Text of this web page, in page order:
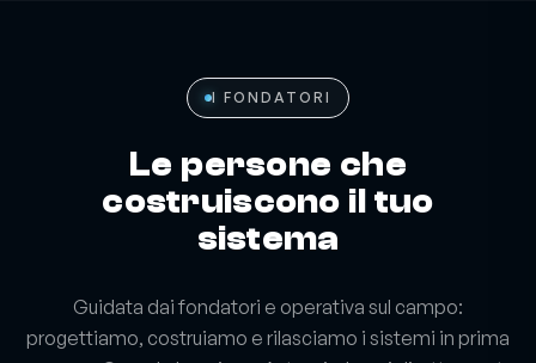
I FONDATORI
Le persone che
costruiscono il tuo
sistema
Guidata dai fondatori e operativa sul campo:
progettiamo, costruiamo e rilasciamo i sistemi in prima